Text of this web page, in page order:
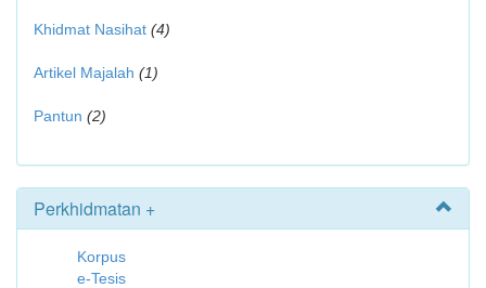
Khidmat Nasihat (4)
Artikel Majalah (1)
Pantun (2)
Perkhidmatan +
Korpus
e-Tesis